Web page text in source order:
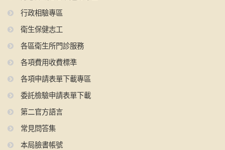
行政相驗專區
衛生保健志工
各區衛生所門診服務
各項費用收費標準
各項申請表單下載專區
委託檢驗申請表單下載
第二官方語言
常見問答集
本局臉書帳號